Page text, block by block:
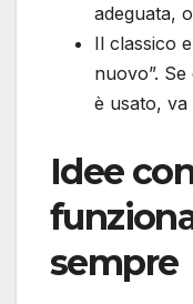
adeguata,
Il classico
nuovo”.
è usato, va
Idee
sempre